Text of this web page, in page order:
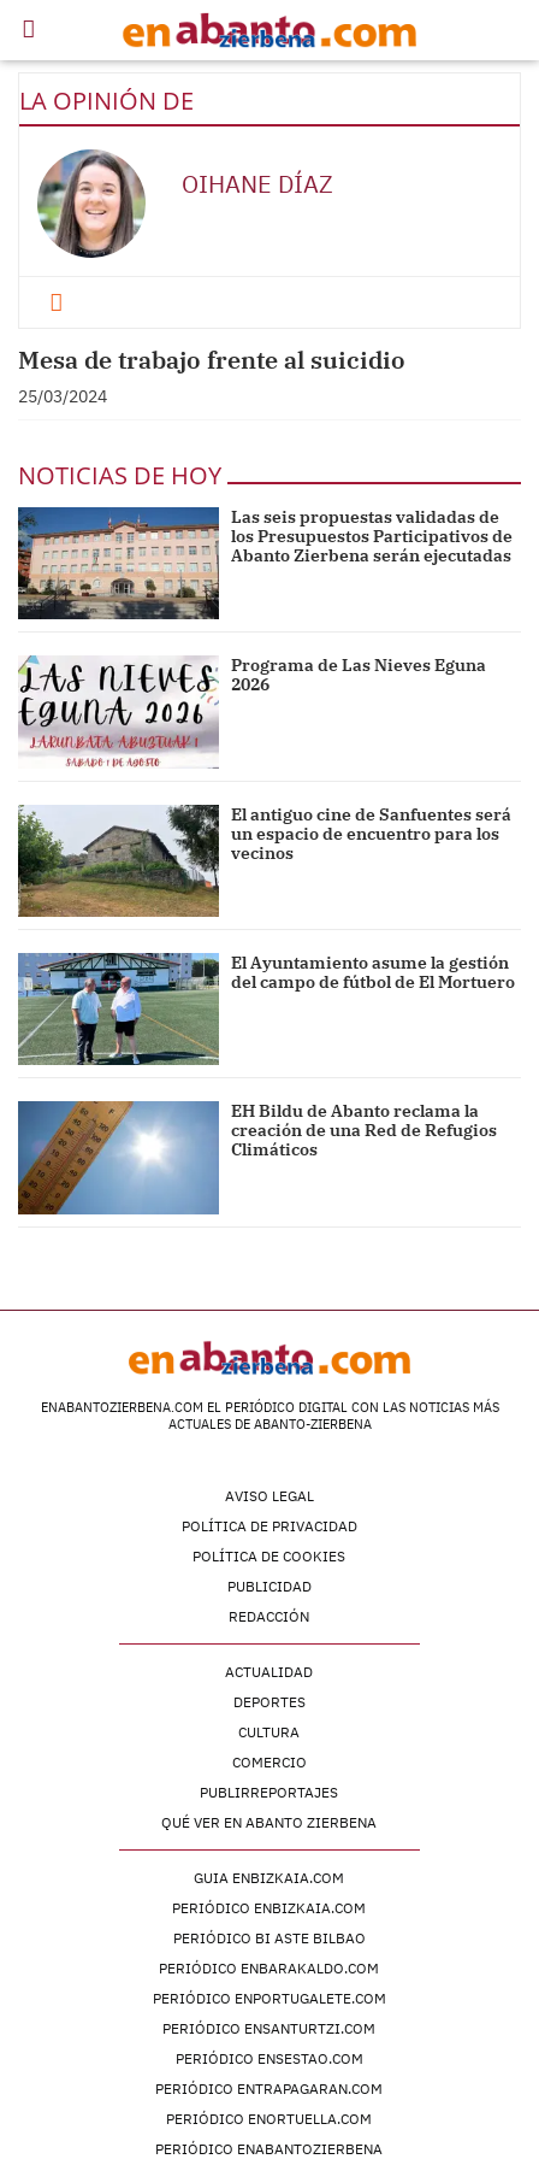
LA OPINIÓN DE
OIHANE DÍAZ
Mesa de trabajo frente al suicidio
25/03/2024
NOTICIAS DE HOY
Las seis propuestas validadas de
los Presupuestos Participativos de
Abanto Zierbena serán ejecutadas
Programa de Las Nieves Eguna
2026
El antiguo cine de Sanfuentes será
un espacio de encuentro para los
vecinos
El Ayuntamiento asume la gestión
del campo de fútbol de El Mortuero
EH Bildu de Abanto reclama la
creación de una Red de Refugios
Climáticos
ENABANTOZIERBENA.COM EL PERIÓDICO DIGITAL CON LAS NOTICIAS MÁS
ACTUALES DE ABANTO-ZIERBENA
AVISO LEGAL
POLÍTICA DE PRIVACIDAD
POLÍTICA DE COOKIES
PUBLICIDAD
REDACCIÓN
ACTUALIDAD
DEPORTES
CULTURA
COMERCIO
PUBLIRREPORTAJES
QUÉ VER EN ABANTO ZIERBENA
GUIA ENBIZKAIA.COM
PERIÓDICO ENBIZKAIA.COM
PERIÓDICO BI ASTE BILBAO
PERIÓDICO ENBARAKALDO.COM
PERIÓDICO ENPORTUGALETE.COM
PERIÓDICO ENSANTURTZI.COM
PERIÓDICO ENSESTAO.COM
PERIÓDICO ENTRAPAGARAN.COM
PERIÓDICO ENORTUELLA.COM
PERIÓDICO ENABANTOZIERBENA